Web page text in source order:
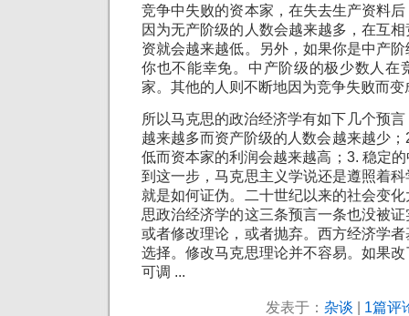
竞争中失败的资本家，在失去生产资料
因为无产阶级的人数会越来越多，在互
资就会越来越低。另外，如果你是中产
你也不能幸免。中产阶级的极少数人在
家。其他的人则不断地因为竞争失败而变
所以马克思的政治经济学有如下几个预
越来越多而资产阶级的人数会越来越少
低而资本家的利润会越来越高；3. 稳定
到这一步，马克思主义学说还是遵照着
就是如何证伪。二十世纪以来的社会变
思政治经济学的这三条预言一条也没被
或者修改理论，或者抛弃。西方经济学
选择。修改马克思理论并不容易。如果
可调 ...
发表于： 杂谈 1篇评